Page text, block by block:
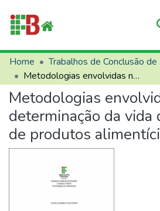
Communities & Collections
All of RIIFB
Manuals and Terms
Statistics
About RIIFB
Home
Metodologias envolvidas na determinação da vida de prateleira de produtos alimentícios
Metodologias
determinação da vida
de produtos